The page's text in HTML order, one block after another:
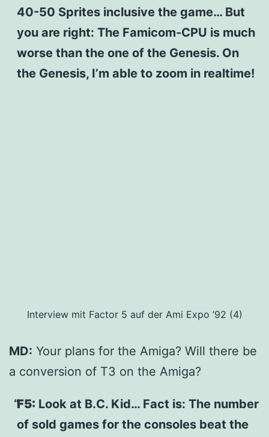
40-50 Sprites inclusive the game… But
you are right: The Famicom-CPU is much
worse than the one of the Genesis. On
the Genesis, I’m able to zoom in realtime!
Interview mit Factor 5 auf der Ami Expo ’92 (4)
MD: Your plans for the Amiga? Will there be
a conversion of T3 on the Amiga?
F5: Look at B.C. Kid… Fact is: The number
of sold games for the consoles beat the